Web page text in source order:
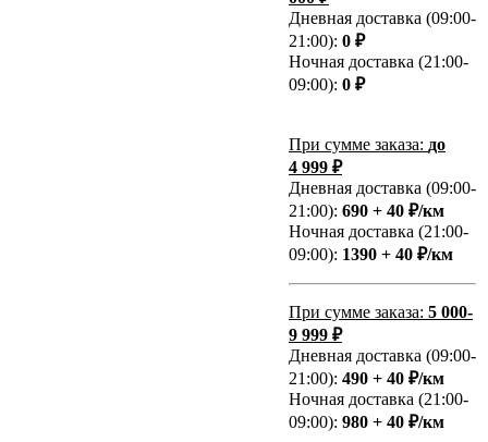
Дневная доставка (09:00-
21:00): 0 ₽
Ночная доставка (21:00-
09:00): 0 ₽
При сумме заказа: до
4 999 ₽
Дневная доставка (09:00-
21:00): 690 + 40 ₽/км
Ночная доставка (21:00-
09:00): 1390 + 40 ₽/км
При сумме заказа: 5 000-
9 999 ₽
Дневная доставка (09:00-
21:00): 490 + 40 ₽/км
Ночная доставка (21:00-
09:00): 980 + 40 ₽/км